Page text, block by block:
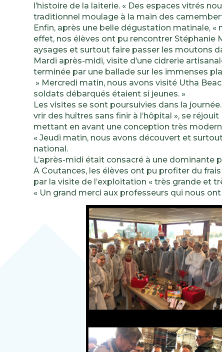
l’histoire de la laiterie. « Des espaces vitrés
traditionnel moulage à la main des
Enfin, après une belle dégustation matinale,
effet, nos élèves ont pu rencontrer Stéphanie
aysages et surtout faire passer les moutons
Mardi après-midi, visite d’une cidrerie
terminée par une ballade sur les immenses
» Mercredi matin, nous avons visité Utha
soldats débarqués étaient si jeunes. »
Les visites se sont poursuivies dans la
vrir des huîtres sans finir à l’hôpital », se
mettant en avant une conception très
« Jeudi matin, nous avons découvert et
national.
L’après-midi était consacré à une dominante
A Coutances, les élèves ont pu profiter du
par la visite de l’exploitation « très grande et
« Un grand merci aux professeurs qui nous